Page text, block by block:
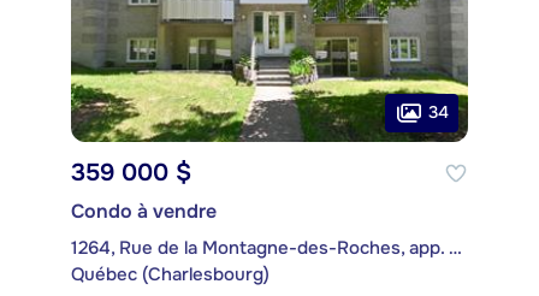
34
359 000 $
Condo à vendre
1264, Rue de la Montagne-des-Roches, app. 301
Québec (Charlesbourg)